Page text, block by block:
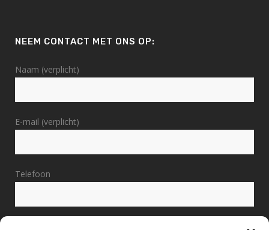
NEEM CONTACT MET ONS OP:
Naam (verplicht)
E-mail (verplicht)
Telefoon